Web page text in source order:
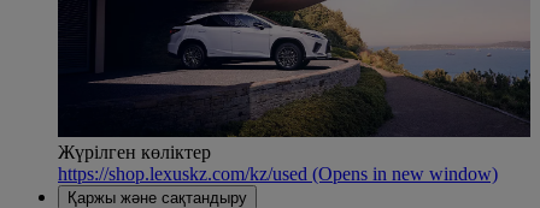
Жүрілген көліктер
https://shop.lexuskz.com/kz/used (Opens in new window)
Қаржы және сақтандыру